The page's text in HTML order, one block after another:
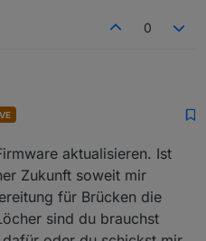
0
den CC2531 Stick. Läuft
dem neuen Stick in Zukunft
Firmware Updates selbst
aktualisieren. Ist
Zukunft soweit mir
für Brücken die
sind du brauchst